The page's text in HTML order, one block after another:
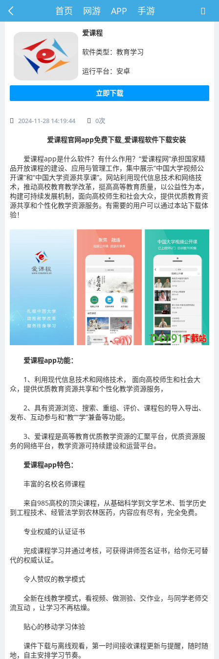
首页 网游 APP 手游
爱课程
软件类型：教育学习
运行平台：安卓
立即下载
2024-11-28 14:19:44 0次
爱课程官网app免费下载_爱课程软件下载安装
爱课程app是什么软件？有什么作用？“爱课程网”承担国家精
品开放课程的建设、应用与管理工作，集中展示“中国大学视频公
开课”和“中国大学资源共享课”。网站利用现代信息技术和网络技
术，推动高校教育教学改革，挺高高等教育质量，以公益性为本，
构建可持续发展机制，面向高校师生和社会大众，提供优质教育资
源共享和个性化教学资源服务。有需要的用户可以通过本站下载体
验！
爱课程app功能：
1、利用现代信息技术和网络技术， 面向高校师生和社会大
众，提供优质教育资源共享和个性化教学资源服务，
2、具有资源浏览、搜索、重组、评价、课程包的导入导出、
发布、互动参与和“教”“学”兼备等功能。
3、爱课程是高等教育优质教学资源的汇聚平台，优质资源服
务的网络平台，教学资源可持续建设和运营平台。
爱课程app特色：
丰富的名校名师课程
来自985高校的顶尖课程，从基础科学到文学艺术、哲学历史
到工程技术、经管法学到农林医药，内容应有尽有，完全免费。
专业权威的认证证书
完成课程学习并通过考核，可获得讲师签名证书，给你无可替
代的权威认证。
令人赞叹的教学模式
全新在线教学模式，看视频、做测验、交作业，与同学老师交
流互动 ，让学习不再枯燥。
贴心的移动学习体验
课件下载与离线观看，第一时间接收课程更新与提醒，随时随
地，自主安排学习节奏。